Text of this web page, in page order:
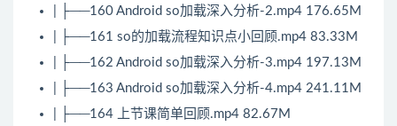
| ├──160 Android so加载深入分析-2.mp4 176.65M
| ├──161 so的加载流程知识点小回顾.mp4 83.33M
| ├──162 Android so加载深入分析-3.mp4 197.13M
| ├──163 Android so加载深入分析-4.mp4 241.11M
| ├──164 上节课简单回顾.mp4 82.67M